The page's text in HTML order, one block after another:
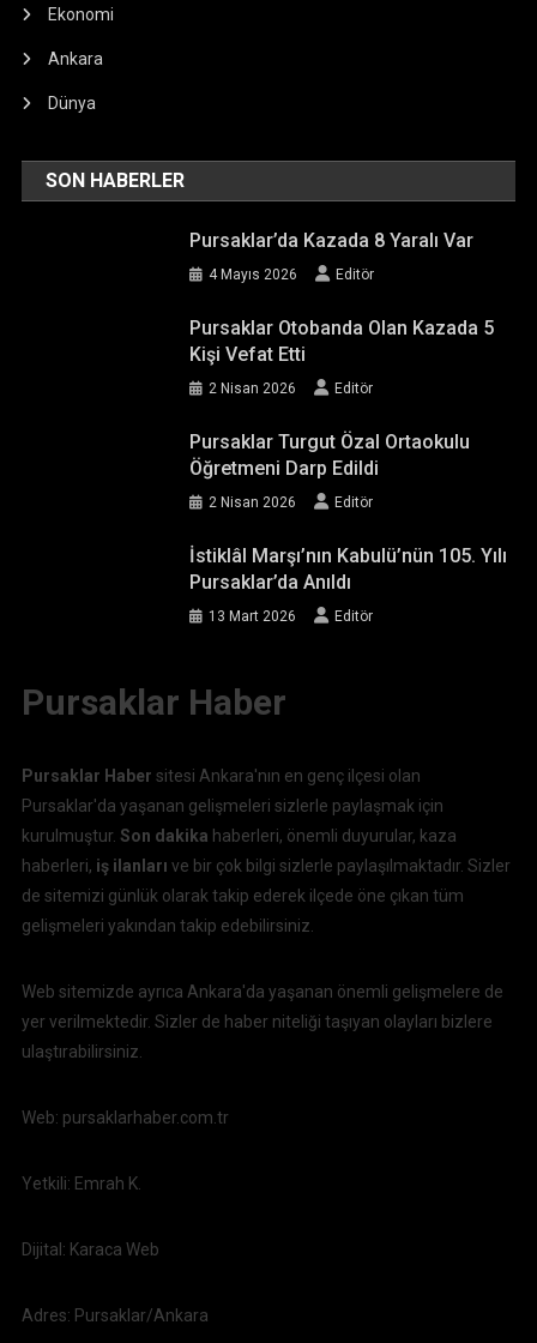
Ekonomi
Ankara
Dünya
SON HABERLER
Pursaklar’da Kazada 8 Yaralı Var
4 Mayıs 2026 Editör
Pursaklar Otobanda Olan Kazada 5
Kişi Vefat Etti
2 Nisan 2026 Editör
Pursaklar Turgut Özal Ortaokulu
Öğretmeni Darp Edildi
2 Nisan 2026 Editör
İstiklâl Marşı’nın Kabulü’nün 105. Yılı
Pursaklar’da Anıldı
13 Mart 2026 Editör
Pursaklar Haber
Pursaklar Haber sitesi Ankara'nın en genç ilçesi olan
Pursaklar'da yaşanan gelişmeleri sizlerle paylaşmak için
kurulmuştur. Son dakika haberleri, önemli duyurular, kaza
haberleri, iş ilanlarıve bir çok bilgi sizlerle paylaşılmaktadır. Sizler
de sitemizi günlük olarak takip ederek ilçede öne çıkan tüm
gelişmeleri yakından takip edebilirsiniz.
Web sitemizde ayrıca Ankara'da yaşanan önemli gelişmelere de
yer verilmektedir. Sizler de haber niteliği taşıyan olayları bizlere
ulaştırabilirsiniz.
Web: pursaklarhaber.com.tr
Yetkili: Emrah K.
Dijital: Karaca Web
Adres: Pursaklar/Ankara